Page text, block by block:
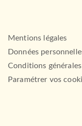
Mentions légales
Données
Conditions
Paramétrer vos